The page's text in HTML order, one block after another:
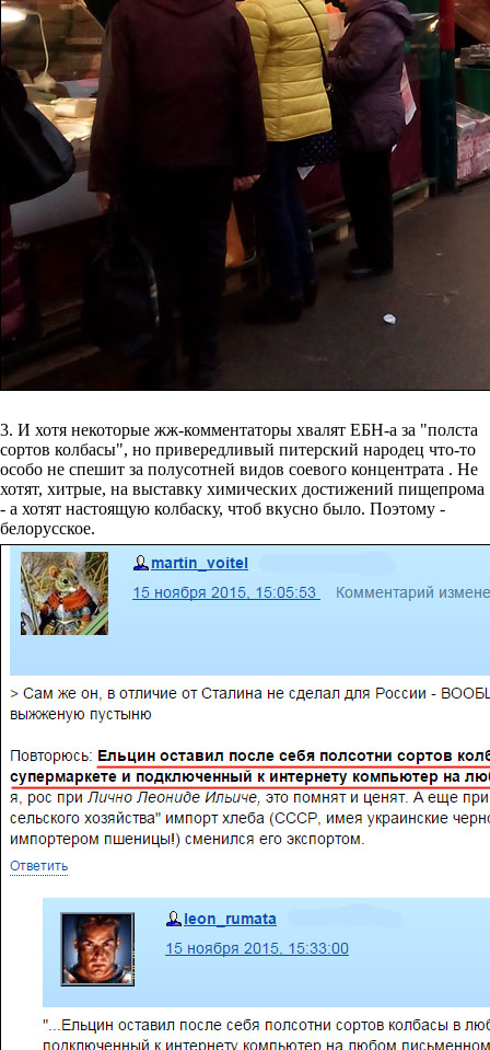
3. И хотя некоторые жж-комментаторы хвалят ЕБН-а за "полста
сортов колбасы", но привередливый питерский народец что-то
особо не спешит за полусотней видов соевого концентрата . Не
хотят, хитрые, на выставку химических достижений пищепрома
- а хотят настоящую колбаску, чтоб вкусно было. Поэтому -
белорусское.